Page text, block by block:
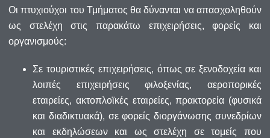
Οι πτυχιούχοι του Τμήματος θα δύνανται να απασχοληθούν
ως στελέχη στις παρακάτω επιχειρήσεις, φορείς και
οργανισμούς:
Σε τουριστικές επιχειρήσεις, όπως σε ξενοδοχεία και
λοιπές επιχειρήσεις φιλοξενίας, αεροπορικές
εταιρείες, ακτοπλοϊκές εταιρείες, πρακτορεία (φυσικά
και διαδικτυακά), σε φορείς διοργάνωσης συνεδρίων
και εκδηλώσεων και ως στελέχη σε τομείς που